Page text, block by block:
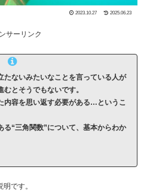
2023.10.27 2025.06.23
サーリンク
たないみたいなことを言っている人が
とそうでもないです。
内容を思い返す必要がある…というこ
る“三角関数”について、基本からわか
です。